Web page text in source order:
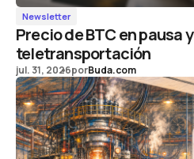
Newsletter
Precio de BTC en pausa y
teletransportación
jul. 31, 2026porBuda.com